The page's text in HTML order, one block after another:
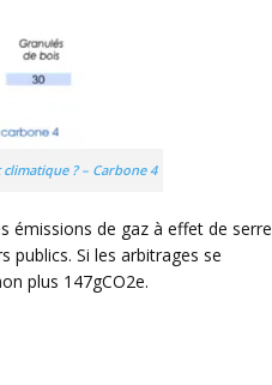
? – Carbone 4
émissions de gaz à effet de serre
publics. Si les arbitrages se
plus 147gCO2e.